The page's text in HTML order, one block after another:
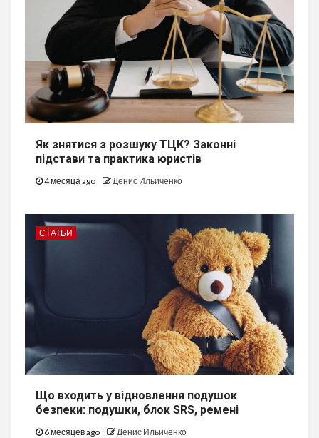
Як знятися з розшуку ТЦК? Законні
підстави та практика юристів
4 месяца ago Денис Ильиченко
СТАТЬИ
Що входить у відновлення подушок
безпеки: подушки, блок SRS, ремені
6 месяцев ago Денис Ильиченко